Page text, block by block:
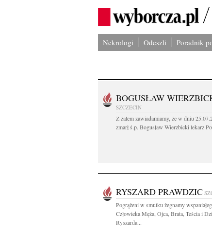
Nekrologi Odeszli Poradnik
BOGUSŁAW
SZCZECIN
Z żalem zawiadamiamy, że w dniu
zmarł ś.p. Bogusław Wierzbicki lekarz
RYSZARD PRAWDZIC
Pogrążeni w smutku żegnamy
Człowieka Męża, Ojca, Brata, Teścia i
Ryszarda...